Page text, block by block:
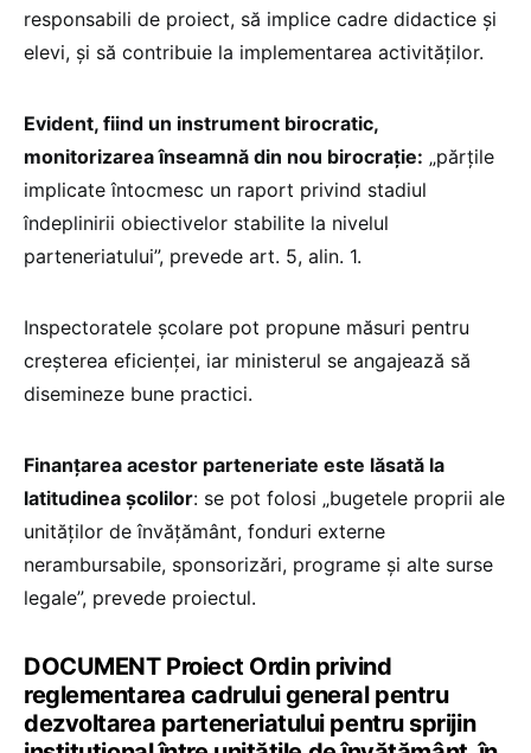
responsabili de proiect, să implice cadre didactice și
elevi, și să contribuie la implementarea activităților.
Evident, fiind un instrument birocratic,
monitorizarea înseamnă din nou birocrație: „părțile
implicate întocmesc un raport privind stadiul
îndeplinirii obiectivelor stabilite la nivelul
parteneriatului”, prevede art. 5, alin. 1.
Inspectoratele școlare pot propune măsuri pentru
creșterea eficienței, iar ministerul se angajează să
disemineze bune practici.
Finanțarea acestor parteneriate este lăsată la
latitudinea școlilor: se pot folosi „bugetele proprii ale
unităților de învățământ, fonduri externe
nerambursabile, sponsorizări, programe și alte surse
legale”, prevede proiectul.
DOCUMENT Proiect Ordin privind
reglementarea cadrului general pentru
dezvoltarea parteneriatului pentru sprijin